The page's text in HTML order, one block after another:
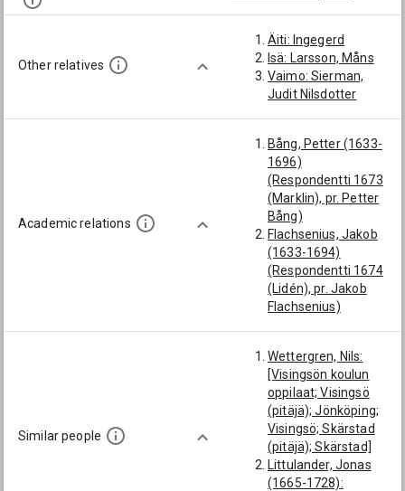
Other relatives
Äiti: Ingegerd
Isä: Larsson, Måns
Vaimo: Sierman,
Judit Nilsdotter
Academic relations
Bång, Petter (1633-
1696)
(Respondentti 1673
(Marklin), pr. Petter
Bång)
Flachsenius, Jakob
(1633-1694)
(Respondentti 1674
(Lidén), pr. Jakob
Flachsenius)
(Respondentti
17.6.1676 pro gradu,
pr. Erik Tigerstedt)
Vertaa: Ulmgreen,
Lars
Similar people
Wettergren, Nils:
[Visingsön koulun
oppilaat; Visingsö
(pitäjä); Jönköping;
Visingsö; Skärstad
(pitäjä); Skärstad]
Littulander, Jonas
(1665-1728):